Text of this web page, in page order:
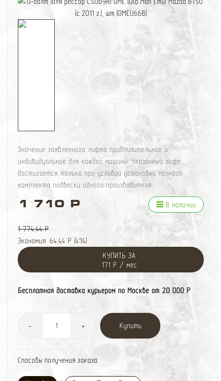
Значение заявленного лифта приблизительное и
индивидуальное для каждой машины. Указанный лифт
достигается только при условии установки полного
комплекта подвески одного производителя.
1 710 Р В наличии
1 774,44 Р
Экономия: 64,44 Р (4%)
КУПИТЬ ЗА
171 Р / мес
Бесплатная доставка курьером по Москве от 20 000 Р
- + Купить
Способы получения заказа